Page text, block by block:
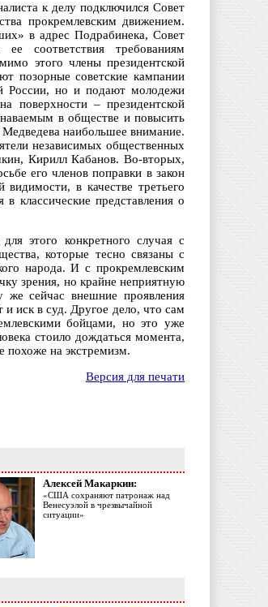
к делу подключился Совет
прокремлевским движением.
в адрес Подрабинека, Совет
соответствия требованиям
этого члены президентской
позорные советские кампании
России, но и подают молодежи
поверхности – президентской
в обществе и повысить
Медведева наибольшее внимание.
независимых общественных
Кирилл Кабанов. Во-вторых,
его членов поправки в закон
в качестве третьего
классические представления о
этого конкретного случая с
которые тесно связаны с
народа. И с прокремлевским
зрения, но крайне неприятную
же сейчас внешние проявления
иск в суд. Другое дело, что сам
бойцами, но это уже
стоило дождаться момента,
похоже на экстремизм.
Версия для печати
Алексей Макаркин:
«США сохраняют патронаж над
Венесуэлой в чрезвычайной
ситуации»